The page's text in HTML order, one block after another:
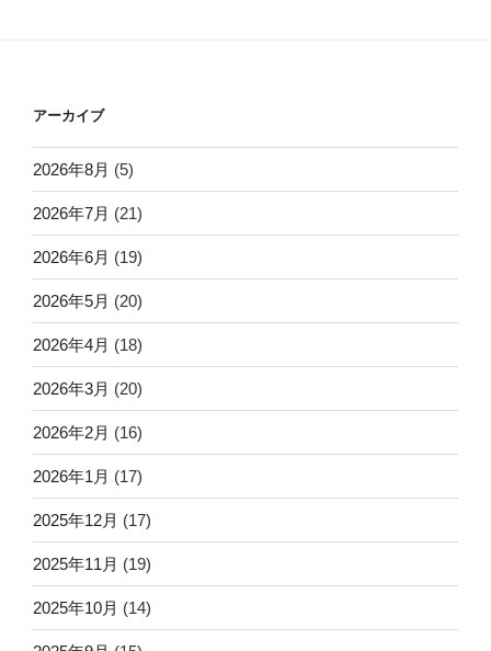
アーカイブ
2026年8月 (5)
2026年7月 (21)
2026年6月 (19)
2026年5月 (20)
2026年4月 (18)
2026年3月 (20)
2026年2月 (16)
2026年1月 (17)
2025年12月 (17)
2025年11月 (19)
2025年10月 (14)